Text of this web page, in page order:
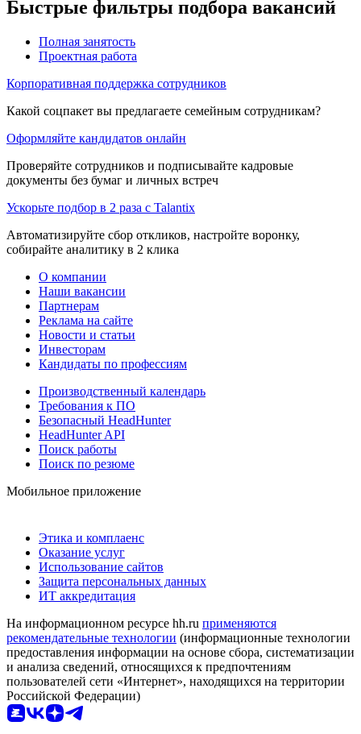
Быстрые фильтры подбора вакансий
Полная занятость
Проектная работа
Корпоративная поддержка сотрудников
Какой соцпакет вы предлагаете семейным сотрудникам?
Оформляйте кандидатов онлайн
Проверяйте сотрудников и подписывайте кадровые
документы без бумаг и личных встреч
Ускорьте подбор в 2 раза с Talantix
Автоматизируйте сбор откликов, настройте воронку,
собирайте аналитику в 2 клика
О компании
Наши вакансии
Партнерам
Реклама на сайте
Новости и статьи
Инвесторам
Кандидаты по профессиям
Производственный календарь
Требования к ПО
Безопасный HeadHunter
HeadHunter API
Поиск работы
Поиск по резюме
Мобильное приложение
Этика и комплаенс
Оказание услуг
Использование сайтов
Защита персональных данных
ИТ аккредитация
На информационном ресурсе hh.ru применяются
рекомендательные технологии (информационные технологии
предоставления информации на основе сбора, систематизации
и анализа сведений, относящихся к предпочтениям
пользователей сети «Интернет», находящихся на территории
Российской Федерации)